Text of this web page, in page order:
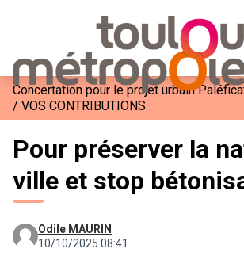
/ VOS CONTRIBUTIONS
Pour préserver la
ville et stop
Odile MAURIN
10/10/2025 08:41